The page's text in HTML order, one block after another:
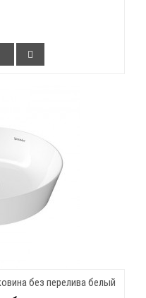
без перелива белый